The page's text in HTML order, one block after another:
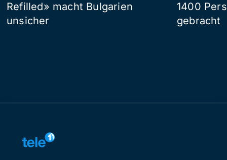
Refilled» macht Bulgarien
unsicher
1400
gebracht